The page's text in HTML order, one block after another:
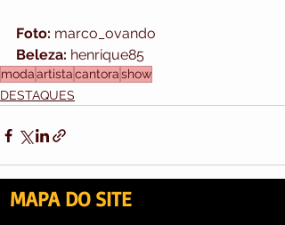
Foto: marco_ovando
Beleza: henrique85
modaartistacantorashow
DESTAQUES
MAPA DO SITE